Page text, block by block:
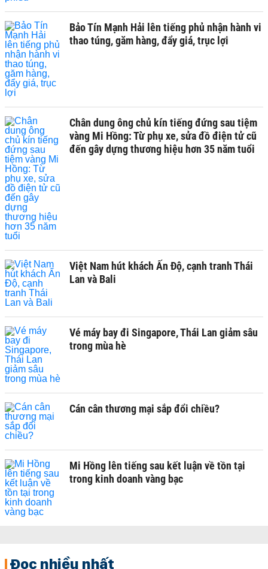
Bảo Tín Mạnh Hải lên tiếng phủ nhận hành vi
thao túng, găm hàng, đẩy giá, trục lợi
Chân dung ông chủ kín tiếng đứng sau tiệm
vàng Mi Hồng: Từ phụ xe, sửa đồ điện tử cũ
đến gây dựng thương hiệu hơn 35 năm tuổi
Việt Nam hút khách Ấn Độ, cạnh tranh Thái
Lan và Bali
Vé máy bay đi Singapore, Thái Lan giảm sâu
trong mùa hè
Cán cân thương mại sắp đổi chiều?
Mi Hồng lên tiếng sau kết luận về tồn tại
trong kinh doanh vàng bạc
Đọc nhiều nhất